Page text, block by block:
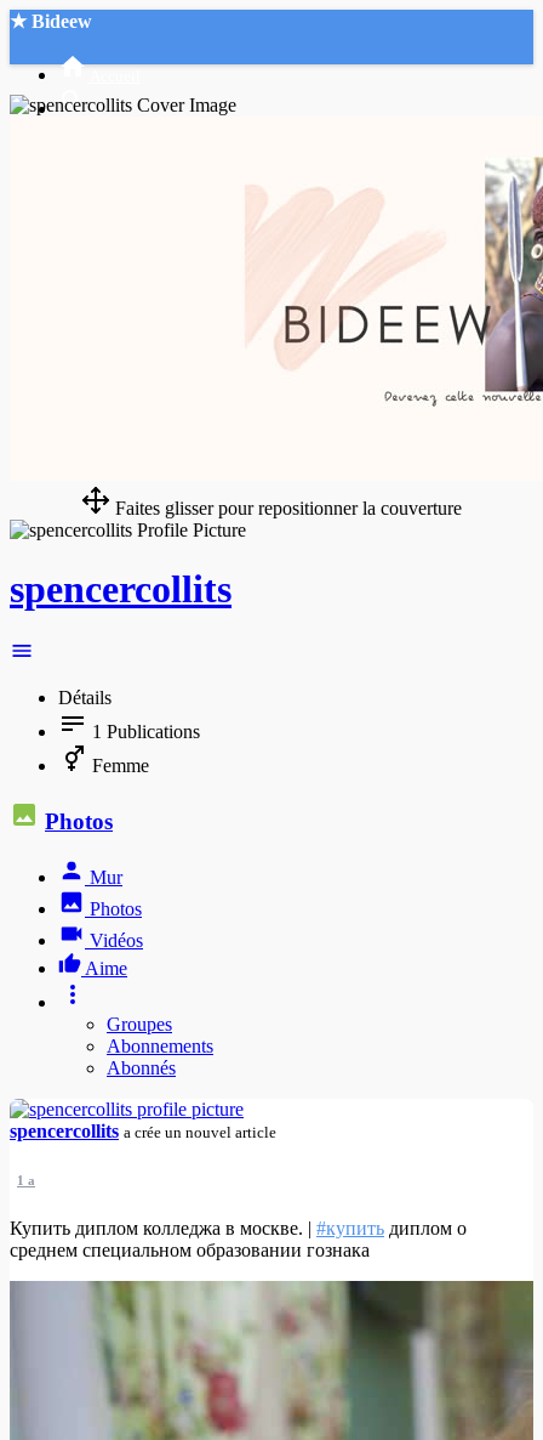
★ Bideew
Faites glisser pour repositionner la couverture
spencercollits
Détails
1 Publications
Femme
Photos
Mur
Photos
Vidéos
Aime
Groupes
Abonnements
Abonnés
spencercollits a crée un nouvel article
1 a
Купить диплом колледжа в москве. | #купить диплом о
среднем специальном образовании гознака